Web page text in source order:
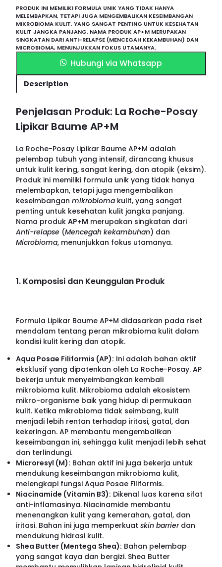
PRODUK INI MEMILIKI FORMULA UNIK YANG TIDAK HANYA
MELEMBAPKAN, TETAPI JUGA MENGEMBALIKAN KESEIMBANGAN
MIKROBIOMA KULIT, YANG SANGAT PENTING UNTUK KESEHATAN
KULIT JANGKA PANJANG. NAMA PRODUK AP+M MERUPAKAN
SINGKATAN DARI ANTI-RELAPSE (MENCEGAH KEKAMBUHAN) DAN
MICROBIOMA, MENUNJUKKAN FOKUS UTAMANYA.
Hubungi via Whatsapp
Description
Penjelasan Produk: La Roche-Posay
Lipikar Baume AP+M
La Roche-Posay Lipikar Baume AP+M adalah
pelembap tubuh yang intensif, dirancang khusus
untuk kulit kering, sangat kering, dan atopik (eksim).
Produk ini memiliki formula unik yang tidak hanya
melembapkan, tetapi juga mengembalikan
keseimbangan mikrobioma kulit, yang sangat
penting untuk kesehatan kulit jangka panjang.
Nama produk AP+M merupakan singkatan dari
Anti-relapse (Mencegah kekambuhan) dan
Microbioma, menunjukkan fokus utamanya.
1. Komposisi dan Keunggulan Produk
Formula Lipikar Baume AP+M didasarkan pada riset
mendalam tentang peran mikrobioma kulit dalam
kondisi kulit kering dan atopik.
Aqua Posae Filiformis (AP): Ini adalah bahan aktif
eksklusif yang dipatenkan oleh La Roche-Posay. AP
bekerja untuk menyeimbangkan kembali
mikrobioma kulit. Mikrobioma adalah ekosistem
mikro-organisme baik yang hidup di permukaan
kulit. Ketika mikrobioma tidak seimbang, kulit
menjadi lebih rentan terhadap iritasi, gatal, dan
kekeringan. AP membantu mengembalikan
keseimbangan ini, sehingga kulit menjadi lebih sehat
dan terlindungi.
Microresyl (M): Bahan aktif ini juga bekerja untuk
mendukung keseimbangan mikrobioma kulit,
melengkapi fungsi Aqua Posae Filiformis.
Niacinamide (Vitamin B3): Dikenal luas karena sifat
anti-inflamasinya. Niacinamide membantu
menenangkan kulit yang kemerahan, gatal, dan
iritasi. Bahan ini juga memperkuat skin barrierdan
mendukung hidrasi kulit.
Shea Butter (Mentega Shea): Bahan pelembap
yang sangat kaya dan bergizi. Shea Butter